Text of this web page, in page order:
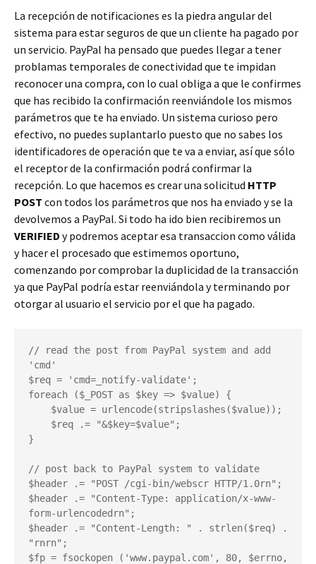
La recepción de notificaciones es la piedra angular del
sistema para estar seguros de que un cliente ha pagado por
un servicio. PayPal ha pensado que puedes llegar a tener
problamas temporales de conectividad que te impidan
reconocer una compra, con lo cual obliga a que le confirmes
que has recibido la confirmación reenviándole los mismos
parámetros que te ha enviado. Un sistema curioso pero
efectivo, no puedes suplantarlo puesto que no sabes los
identificadores de operación que te va a enviar, así que sólo
el receptor de la confirmación podrá confirmar la
recepción. Lo que hacemos es crear una solicitud HTTP
POST con todos los parámetros que nos ha enviado y se la
devolvemos a PayPal. Si todo ha ido bien recibiremos un
VERIFIED y podremos aceptar esa transaccion como válida
y hacer el procesado que estimemos oportuno,
comenzando por comprobar la duplicidad de la transacción
ya que PayPal podría estar reenviándola y terminando por
otorgar al usuario el servicio por el que ha pagado.
// read the post from PayPal system and add
'cmd'
$req = 'cmd=_notify-validate';
foreach ($_POST as $key => $value) {
}
// post back to PayPal system to validate
$header .= "POST /cgi-bin/webscr HTTP/1.0rn";
$header .= "Content-Type: application/x-www-
form-urlencodedrn";
$header .= "Content-Length: " . strlen($req) .
"rnrn";
$fp = fsockopen ('www.paypal.com', 80, $errno,